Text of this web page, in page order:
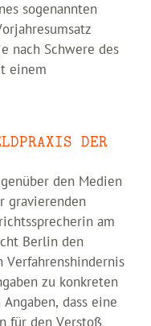
sogenannten
nach Schwere des
einem
DER A
den Medien
gravierenden
am
Berlin den
zu konkreten
dass eine
für den Verstoß